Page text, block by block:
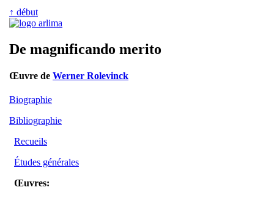
↑ début
De magnificando merito
Œuvre de Werner Rolevinck
Biographie
Bibliographie
Recueils
Études générales
Œuvres: